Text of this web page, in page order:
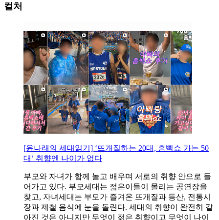
컬처
[윤나래의 세대읽기] ‘뜨개질하는 20대, 흠뻑쇼 가는 50
대’ 취향엔 나이가 없다
부모와 자녀가 함께 놀고 배우며 서로의 취향 안으로 들
어가고 있다. 부모세대는 젊은이들이 몰리는 공연장을
찾고, 자녀세대는 부모가 즐겨온 뜨개질과 등산, 전통시
장과 제철 음식에 눈을 돌린다. 세대의 취향이 완전히 같
아진 것은 아니지만 무엇이 젊은 취향이고 무엇이 나이